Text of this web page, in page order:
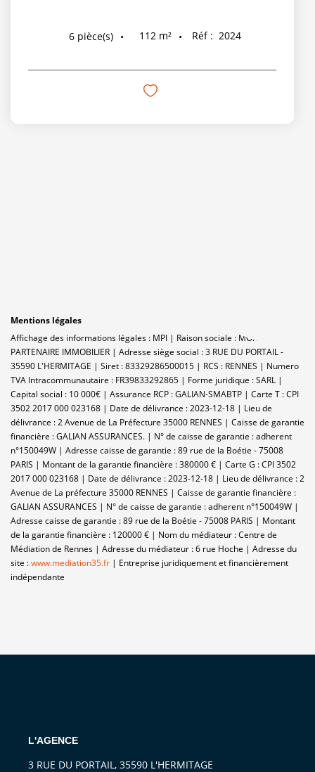
6 pièce(s) 112 m² Réf : 2024
Mentions légales
Affichage des informations légales : MPI | Raison sociale : MON
PARTENAIRE IMMOBILIER | Adresse siège social : 3 RUE DU PORTAIL -
35590 L'HERMITAGE | Siret : 83329286500015 | RCS : RENNES | Numero
TVA Intracommunautaire : FR39833292865 | Forme juridique : SARL |
Capital social : 10 000€ | Assurance RCP : GALIAN-SMABTP | Carte T : CPI
3502 2017 000 023168 | Date de délivrance : 2023-12-18 | Lieu de
délivrance : 2 Avenue de La Préfecture 35000 RENNES | Caisse de garantie
financière : GALIAN ASSURANCES. | N° de caisse de garantie : adherent
n°150049W | Adresse caisse de garantie : 89 rue de la Boétie - 75008
PARIS | Montant de la garantie financière : 380000 € | Carte G : CPI 3502
2017 000 023168 | Date de délivrance : 2023-12-18 | Lieu de délivrance : 2
Avenue de La préfecture 35000 RENNES | Caisse de garantie financière :
GALIAN ASSURANCES | N° de caisse de garantie : adherent n°150049W |
Adresse caisse de garantie : 89 rue de la Boétie - 75008 PARIS | Montant
de la garantie financière : 120000 € | Nom du médiateur : Centre de
Médiation de Rennes | Adresse du médiateur : 6 rue Hoche | Adresse du
site :www.mediation35.fr | Entreprise juridiquement et financièrement
indépendante
L'AGENCE
3 RUE DU PORTAIL, 35590 L'HERMITAGE